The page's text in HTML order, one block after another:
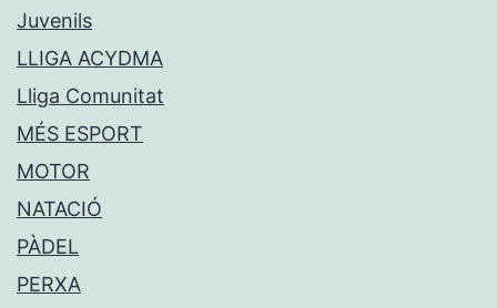
Juvenils
LLIGA ACYDMA
Lliga Comunitat
MÉS ESPORT
MOTOR
NATACIÓ
PÀDEL
PERXA